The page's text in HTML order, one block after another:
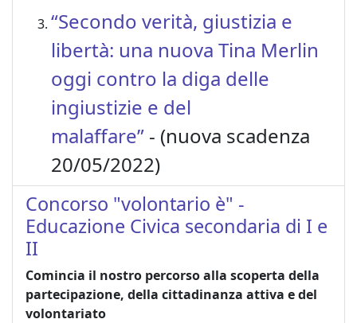
“Secondo verità, giustizia e
libertà: una nuova Tina Merlin
oggi contro la diga delle
ingiustizie e del
malaffare” - (nuova scadenza
20/05/2022)
Concorso "volontario è" -
Educazione Civica secondaria di I e
II
Comincia il nostro percorso alla scoperta della
partecipazione, della cittadinanza attiva e del
volontariato